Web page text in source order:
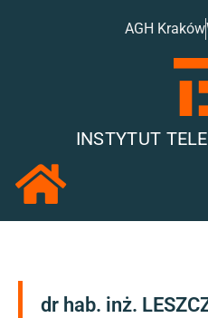
AGH Kraków
INSTYTUT
dr hab. inż.